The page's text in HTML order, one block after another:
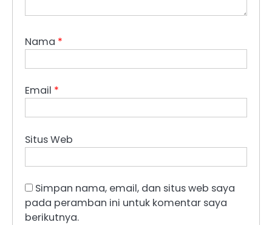
Nama *
Email *
Situs Web
Simpan nama, email, dan situs web saya
pada peramban ini untuk komentar saya
berikutnya.